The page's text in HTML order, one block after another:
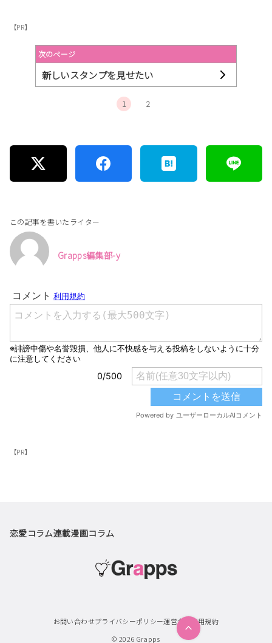
【PR】
次のページ
新しいスタンプを見せたい
1 2
この記事を書いたライター
Grapps編集部-y
【PR】
恋愛コラム連載漫画コラム
お問い合わせプライバシーポリシー運営会社
利用規約
© 2026 Grapps